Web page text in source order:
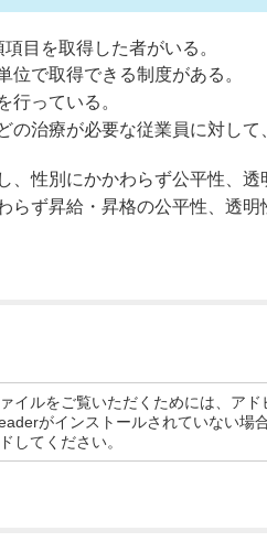
目を取得した者がいる。
で取得できる制度がある。
行っている。
の治療が必要な従業員に対し
、性別にかかわらず公平性、透
らず昇給・昇格の公平性、透
イルをご覧いただくためには、ア
がインストールされていない場
してください。